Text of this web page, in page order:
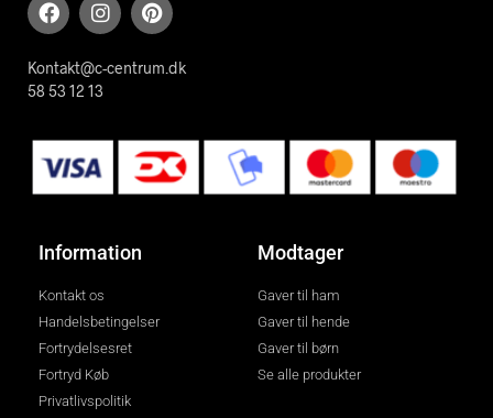
Kontakt@c-centrum.dk
58 53 12 13
Information
Kontakt os
Handelsbetingelser
Fortrydelsesret
Fortryd Køb
Privatlivspolitik
Modtager
Gaver til ham
Gaver til hende
Gaver til børn
Se alle produkter